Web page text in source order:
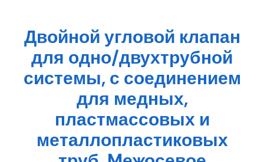
Двойной угловой клапан
для одно/двухтрубной
системы, с соединением
для медных,
пластмассовых и
металлопластиковых